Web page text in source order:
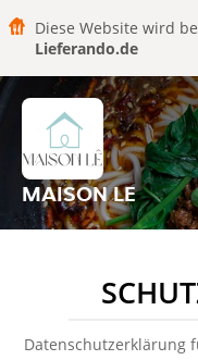
Diese Website wird
Lieferando.de
MAISON LE
Datenschutzerklärung